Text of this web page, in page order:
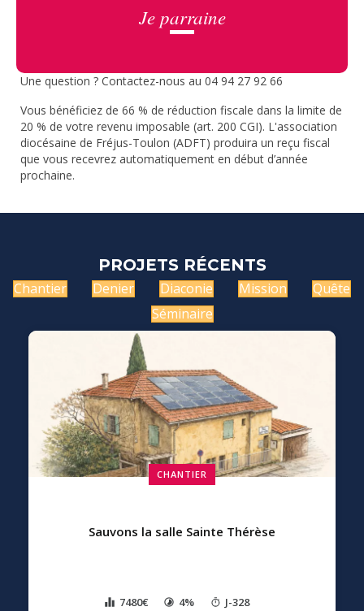
Je parraine
Une question ? Contactez-nous au 04 94 27 92 66
Vous bénéficiez de 66 % de réduction fiscale dans la limite de
20 % de votre revenu imposable (art. 200 CGI). L'association
diocésaine de Fréjus-Toulon (ADFT) produira un reçu fiscal
que vous recevrez automatiquement en début d’année
prochaine.
PROJETS RÉCENTS
Chantier Denier Diaconie Mission
Quête
Séminaire
CHANTIER
Sauvons la salle Sainte Thérèse
7480€ 4% J-328